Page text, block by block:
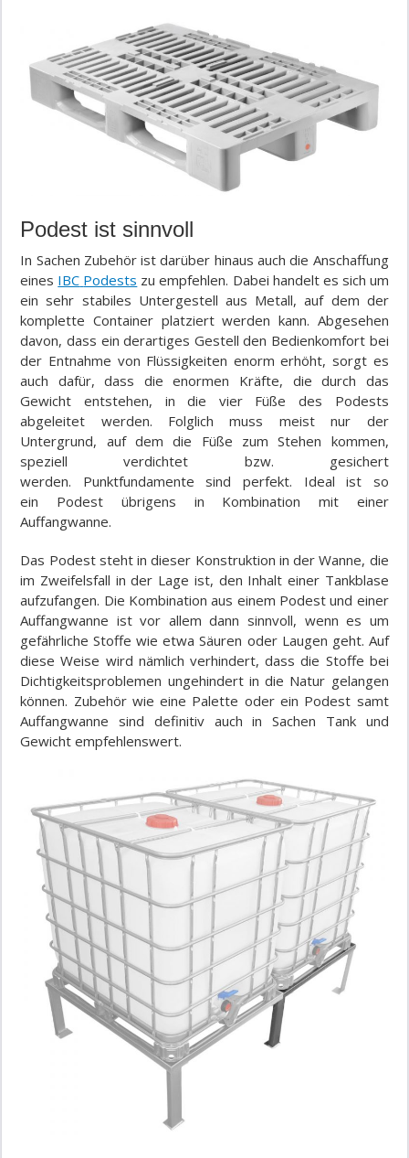
Podest ist sinnvoll
In Sachen Zubehör ist darüber hinaus auch die Anschaffung
eines IBC Podests zu empfehlen. Dabei handelt es sich um
ein sehr stabiles Untergestell aus Metall, auf dem der
komplette Container platziert werden kann. Abgesehen
davon, dass ein derartiges Gestell den Bedienkomfort bei
der Entnahme von Flüssigkeiten enorm erhöht, sorgt es
auch dafür, dass die enormen Kräfte, die durch das
Gewicht entstehen, in die vier Füße des Podests
abgeleitet werden. Folglich muss meist nur der
Untergrund, auf dem die Füße zum Stehen kommen,
speziell verdichtet bzw. gesichert
werden. Punktfundamente sind perfekt. Ideal ist so
ein Podest übrigens in Kombination mit einer
Auffangwanne.
Das Podest steht in dieser Konstruktion in der Wanne, die
im Zweifelsfall in der Lage ist, den Inhalt einer Tankblase
aufzufangen. Die Kombination aus einem Podest und einer
Auffangwanne ist vor allem dann sinnvoll, wenn es um
gefährliche Stoffe wie etwa Säuren oder Laugen geht. Auf
diese Weise wird nämlich verhindert, dass die Stoffe bei
Dichtigkeitsproblemen ungehindert in die Natur gelangen
können. Zubehör wie eine Palette oder ein Podest samt
Auffangwanne sind definitiv auch in Sachen Tank und
Gewicht empfehlenswert.